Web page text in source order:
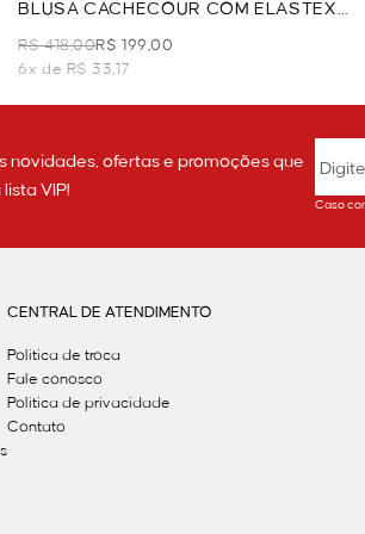
BLUSA CACHECOUR COM ELASTEX
EM LAISE - OFF WHITE
R$ 418,00R$ 199,00
6x de R$ 33,17
novidades, ofertas e promoções que
VIP!
Caso
CENTRAL DE ATENDIMENTO
Política de troca
Fale conosco
Politica de privacidade
Contato